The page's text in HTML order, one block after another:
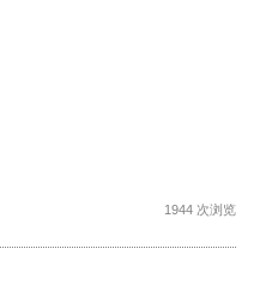
1944 次浏览